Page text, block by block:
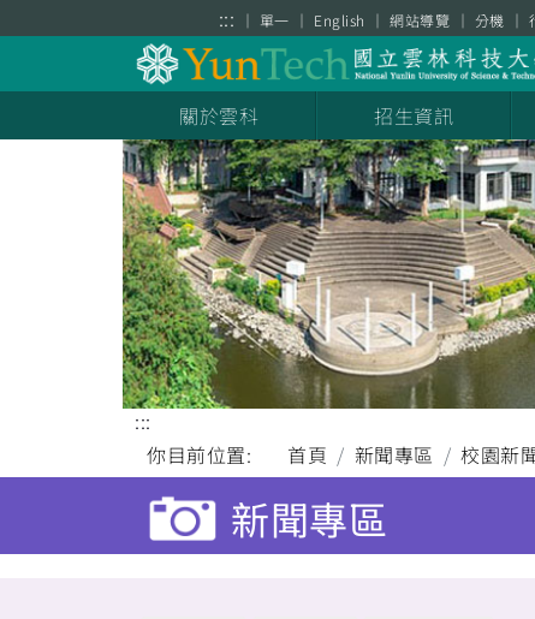
::: 單一 English 網站導覽 分機
關於雲科 招生資訊
:::
你目前位置:
首頁 新聞專區 校園新
新聞專區